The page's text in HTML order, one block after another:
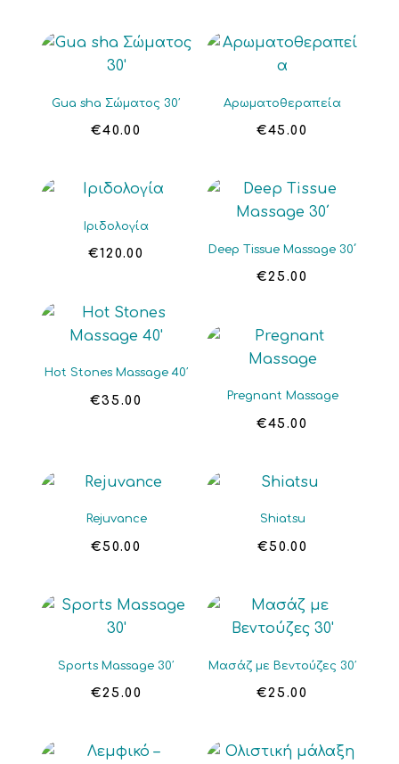
Gua sha Σώματος 30′
€40.00
Αρωματοθεραπεία
€45.00
Ιριδολογία
€120.00 Deep Tissue Massage 30΄
€25.00
Hot Stones Massage 40′
€35.00 Pregnant Massage
€45.00
Rejuvance
€50.00
Shiatsu
€50.00
Sports Massage 30′
€25.00
Μασάζ με Βεντούζες 30′
€25.00